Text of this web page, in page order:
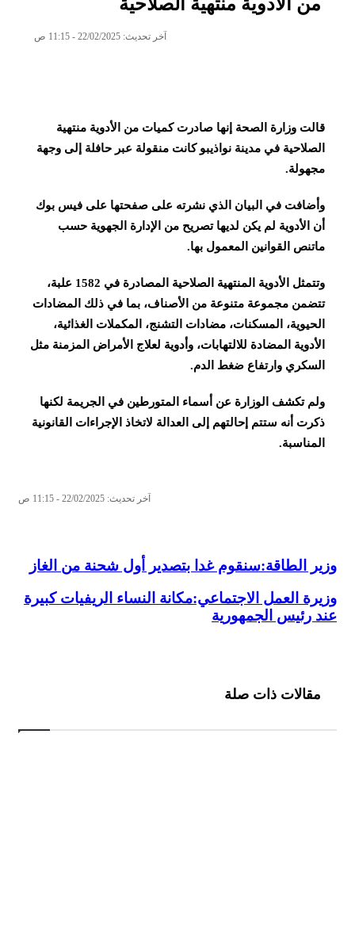
آخر تحديث: 22/02/2025 - 11:15 ص
قالت وزارة الصحة إنها صادرت كميات من الأدوية منتهية
الصلاحية في مدينة نواذيبو كانت منقولة عبر حافلة إلى وجهة
مجهولة.
وأضافت في البيان الذي نشرته على صفحتها على فيس بوك
أن الأدوية لم يكن لديها تصريح من الإدارة الجهوية حسب
ماتنص القوانين المعمول بها.
وتتمثل الأدوية المنتهية الصلاحية المصادرة في 1582 علبة،
تتضمن مجموعة متنوعة من الأصناف، بما في ذلك المضادات
الحيوية، المسكنات، مضادات التشنج، المكملات الغذائية،
الأدوية المضادة للالتهابات، وأدوية لعلاج الأمراض المزمنة مثل
السكري وارتفاع ضغط الدم.
ولم تكشف الوزارة عن أسماء المتورطين في الجريمة لكنها
ذكرت أنه ستتم إحالتهم إلى العدالة لاتخاذ الإجراءات القانونية
المناسبة.
آخر تحديث: 22/02/2025 - 11:15 ص
وزير الطاقة:سنقوم غدا بتصدير أول شحنة من الغاز
وزيرة العمل الاجتماعي:مكانة النساء الريفيات كبيرة
عند رئيس الجمهورية
مقالات ذات صلة